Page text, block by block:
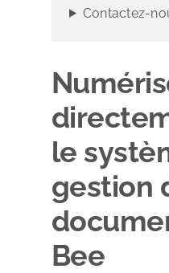
Contactez-
le
gestion
Bee